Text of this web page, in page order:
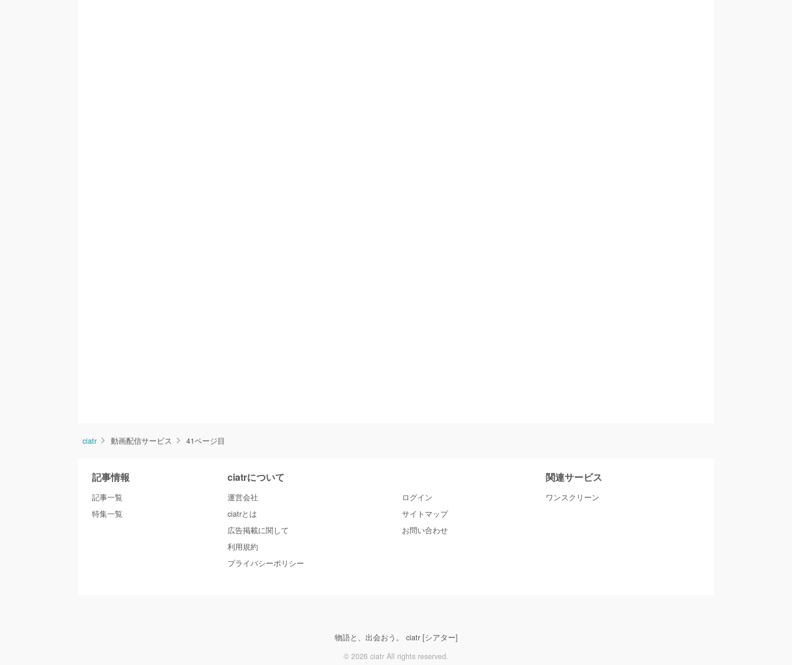
ciatr 動画配信サービス 41ページ目
記事情報
記事一覧
特集一覧
ciatrについて
運営会社
ciatrとは
広告掲載に関して
利用規約
プライバシーポリシー
ログイン
サイトマップ
お問い合わせ
関連サービス
ワンスクリーン
物語と、出会おう。 ciatr [シアター]
© 2026 ciatr All rights reserved.